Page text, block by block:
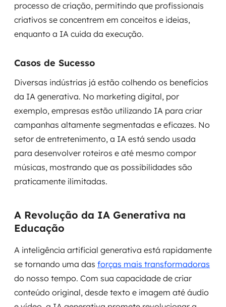
processo de criação, permitindo que profissionais
criativos se concentrem em conceitos e ideias,
enquanto a IA cuida da execução.
Casos de Sucesso
Diversas indústrias já estão colhendo os benefícios
da IA generativa. No marketing digital, por
exemplo, empresas estão utilizando IA para criar
campanhas altamente segmentadas e eficazes. No
setor de entretenimento, a IA está sendo usada
para desenvolver roteiros e até mesmo compor
músicas, mostrando que as possibilidades são
praticamente ilimitadas.
A Revolução da IA Generativa na
Educação
A inteligência artificial generativa está rapidamente
se tornando uma das forças mais transformadoras
do nosso tempo. Com sua capacidade de criar
conteúdo original, desde texto e imagem até áudio